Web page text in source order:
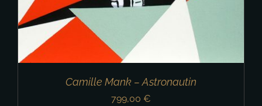
Camille Mank – Astronautin
799,00 €